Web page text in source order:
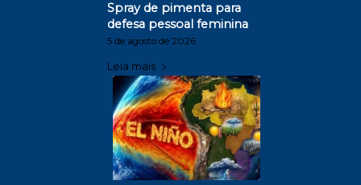
Spray de pimenta para
defesa pessoal feminina
5 de agosto de 2026
Leia mais